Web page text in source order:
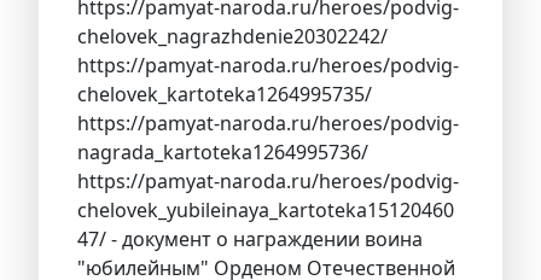
https://pamyat-naroda.ru/heroes/podvig-
chelovek_nagrazhdenie20302242/
https://pamyat-naroda.ru/heroes/podvig-
chelovek_kartoteka1264995735/
https://pamyat-naroda.ru/heroes/podvig-
nagrada_kartoteka1264995736/
https://pamyat-naroda.ru/heroes/podvig-
chelovek_yubileinaya_kartoteka15120460
47/ - документ о награждении воина
"юбилейным" Орденом Отечественной